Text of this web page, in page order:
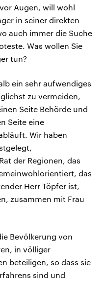
Augen, will wohl
in seiner direkten
auch immer die Suche
Was wollen Sie
tun?
ein sehr aufwendiges
zu vermeiden,
Seite Behörde und
Seite eine
Wir haben
der Regionen, das
das
Herr Töpfer ist,
zusammen mit Frau
Bevölkerung von
in völliger
beteiligen, so dass sie
sind und